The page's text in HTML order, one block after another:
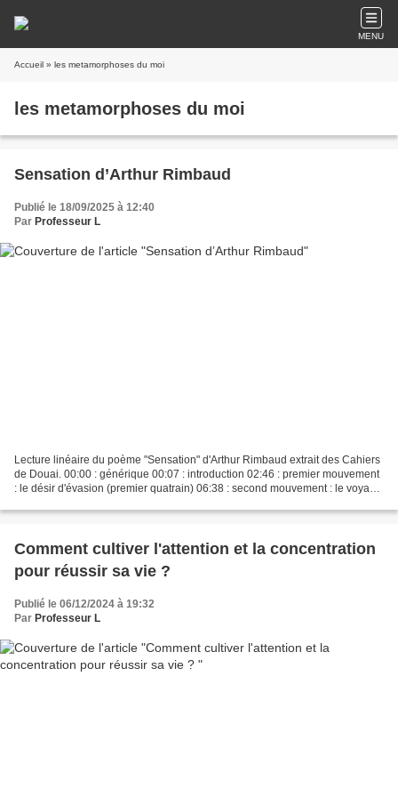
MENU
Accueil » les metamorphoses du moi
les metamorphoses du moi
Sensation d’Arthur Rimbaud
Publié le 18/09/2025 à 12:40
Par Professeur L
Lecture linéaire du poème "Sensation" d'Arthur Rimbaud extrait des Cahiers
de Douai. 00:00 : générique 00:07 : introduction 02:46 : premier mouvement
: le désir d'évasion (premier quatrain) 06:38 : second mouvement : le voyage
Comment cultiver l'attention et la concentration
pour réussir sa vie ?
Publié le 06/12/2024 à 19:32
Par Professeur L